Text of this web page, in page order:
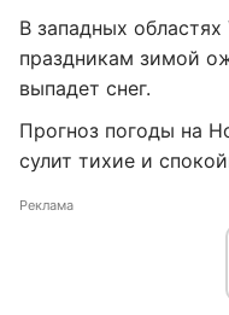
В западных
праздникам зимой
выпадет снег.
Прогноз погоды на
сулит тихие и
Реклама